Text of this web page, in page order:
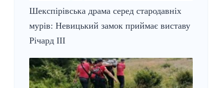
Шекспірівська драма серед стародавніх
мурів: Невицький замок приймає виставу
Річард ІІІ